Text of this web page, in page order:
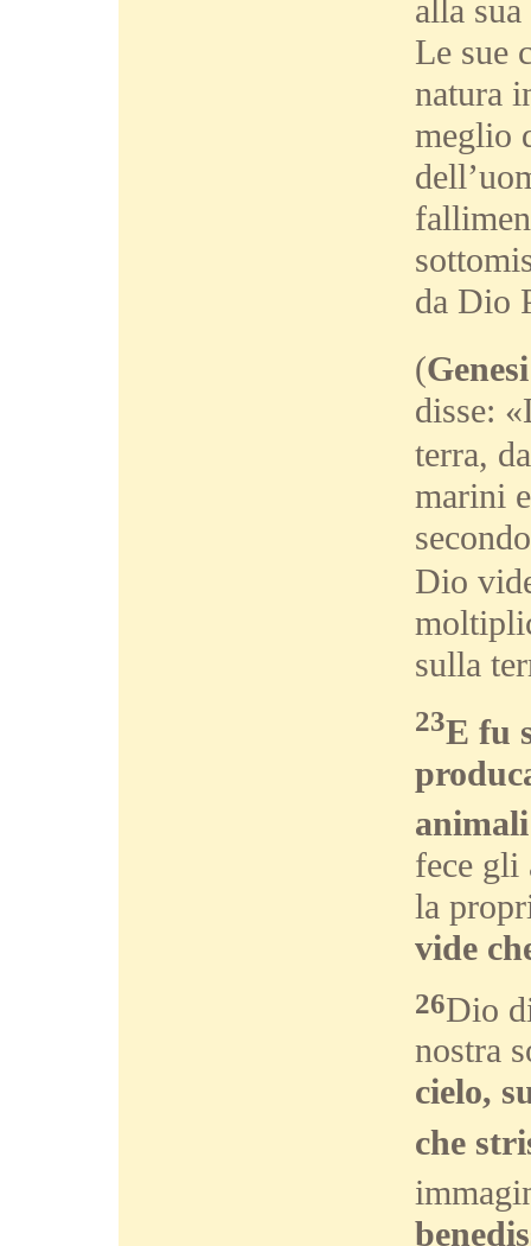
alla
Le sue
natura
meglio
da Dio
(
disse:
terra,
marini
Dio
sulla
23E fu
fece gli
la
vide
26Dio
nostra
cielo,
che